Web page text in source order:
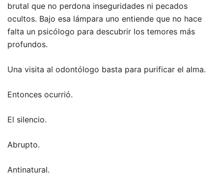
brutal que no perdona inseguridades ni pecados
ocultos. Bajo esa lámpara uno entiende que no hace
falta un psicólogo para descubrir los temores más
profundos.
Una visita al odontólogo basta para purificar el alma.
Entonces ocurrió.
El silencio.
Abrupto.
Antinatural.